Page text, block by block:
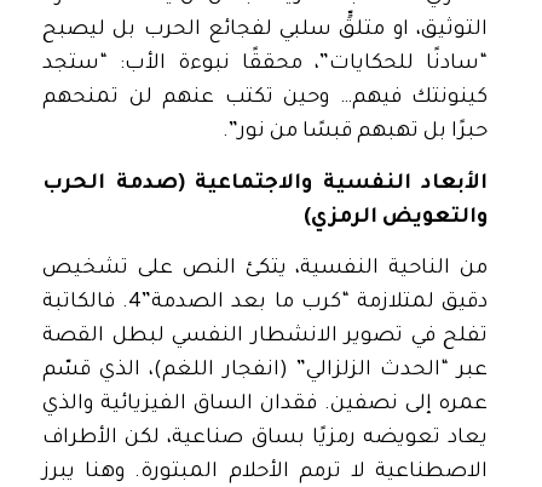
التوثيق، او متلقٍّ سلبي لفجائع الحرب بل ليصبح
“سادنًا للحكايات”، محققًا نبوءة الأب: “ستجد
كينونتك فيهم… وحين تكتب عنهم لن تمنحهم
حبرًا بل تهبهم قبسًا من نور”.
الأبعاد النفسية والاجتماعية (صدمة الحرب
والتعويض الرمزي)
من الناحية النفسية، يتكئ النص على تشخيص
دقيق لمتلازمة “كرب ما بعد الصدمة”4. فالكاتبة
تفلح في تصوير الانشطار النفسي لبطل القصة
عبر “الحدث الزلزالي” (انفجار اللغم)، الذي قسّم
عمره إلى نصفين. فقدان الساق الفيزيائية والذي
يعاد تعويضه رمزيًا بساق صناعية، لكن الأطراف
الاصطناعية لا ترمم الأحلام المبتورة. وهنا يبرز